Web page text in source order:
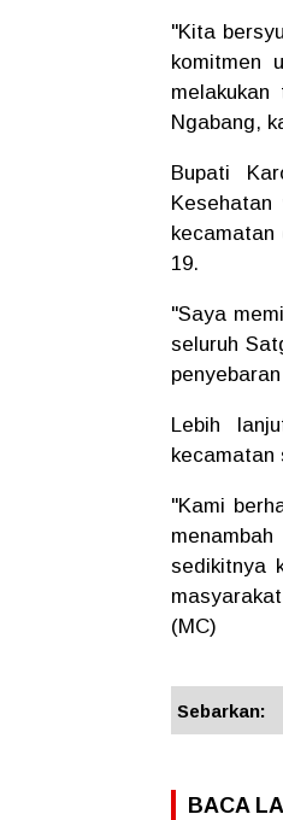
"Kita
komitmen
Ngabang,
Bupati
kecamatan
19.
"Saya
seluruh
Lebih
kecamatan
"Kami
sedikitnya
(MC)
Sebarkan:
BACA